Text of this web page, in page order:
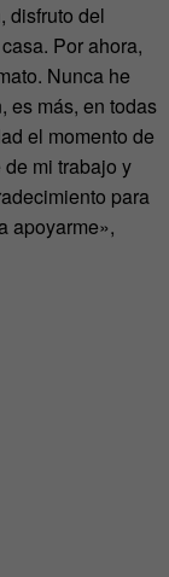
disfruto del
Por ahora,
Nunca he
es más, en todas
el momento de
mi trabajo y
para
apoyarme»,